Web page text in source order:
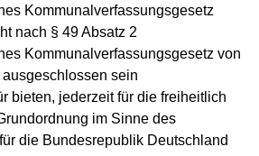
Kommunalverfassungsgesetz
nach § 49 Absatz 2
Kommunalverfassungsgesetz von
sein
bieten, jederzeit für die freiheitlich
im Sinne des
die Bundesrepublik Deutschland